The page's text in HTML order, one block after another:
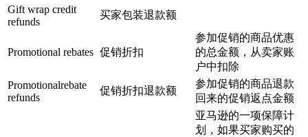
Gift wrap credit
refunds
买家包装退款额
Promotional rebates 促销折扣
参加促销的商品优惠
的总金额，从卖家账
户中扣除
Promotionalrebate
refunds
促销折扣退款额
参加促销的商品退款
回来的促销返点金额
亚马逊的一项保障计
划，如果买家购买的